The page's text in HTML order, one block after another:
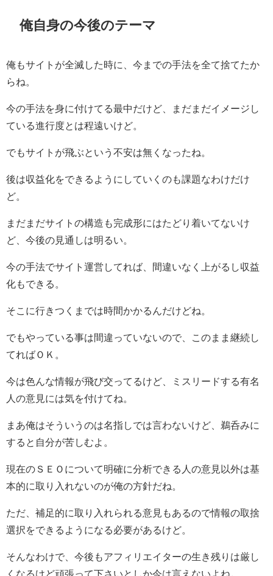
俺自身の今後のテーマ
俺もサイトが全滅した時に、今までの手法を全て捨てたか
らね。
今の手法を身に付けてる最中だけど、まだまだイメージし
ている進行度とは程遠いけど。
でもサイトが飛ぶという不安は無くなったね。
後は収益化をできるようにしていくのも課題なわけだけ
ど。
まだまだサイトの構造も完成形にはたどり着いてないけ
ど、今後の見通しは明るい。
今の手法でサイト運営してれば、間違いなく上がるし収益
化もできる。
そこに行きつくまでは時間かかるんだけどね。
でもやっている事は間違っていないので、このまま継続し
てればＯＫ。
今は色んな情報が飛び交ってるけど、ミスリードする有名
人の意見には気を付けてね。
まあ俺はそういうのは名指しでは言わないけど、鵜呑みに
すると自分が苦しむよ。
現在のＳＥＯについて明確に分析できる人の意見以外は基
本的に取り入れないのが俺の方針だね。
ただ、補足的に取り入れられる意見もあるので情報の取捨
選択をできるようになる必要があるけど。
そんなわけで、今後もアフィリエイターの生き残りは厳し
くなるけど頑張って下さいとしか今は言えないよね。